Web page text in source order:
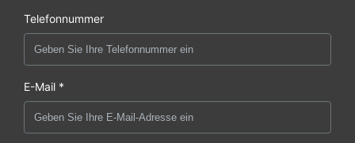
Telefonnummer
E-Mail *